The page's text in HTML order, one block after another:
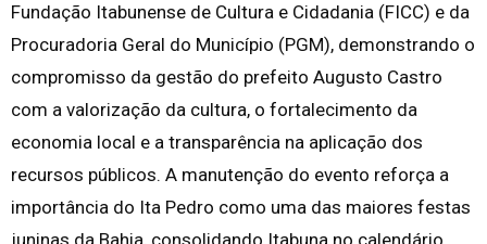
Fundação Itabunense de Cultura e Cidadania (FICC) e da
Procuradoria Geral do Município (PGM), demonstrando o
compromisso da gestão do prefeito Augusto Castro
com a valorização da cultura, o fortalecimento da
economia local e a transparência na aplicação dos
recursos públicos. A manutenção do evento reforça a
importância do Ita Pedro como uma das maiores festas